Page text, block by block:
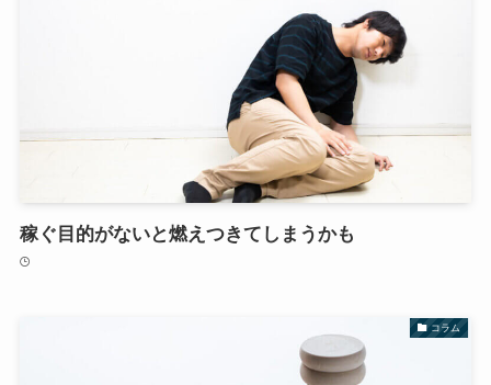
稼ぐ目的がないと燃えつきてしまうかも
コラム